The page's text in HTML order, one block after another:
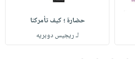
حضارة ؛ كيف تأمركنا
لـ ريجيس دوبريه